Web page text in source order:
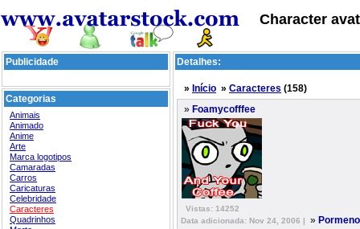
Character
Publicidade
Categorias
Animais
Animado
Anime
Arte
Marca logotipos
Camaradas
Carros
Caricaturas
Celebridade
Caracteres
Quadrinhos
Detalhes:
» Início » Caracteres (158)
» Foamycofffee
Vistas: 14252
Data adicionada: Nov 24, 2006 |
»